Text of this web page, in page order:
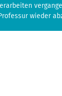
wieder